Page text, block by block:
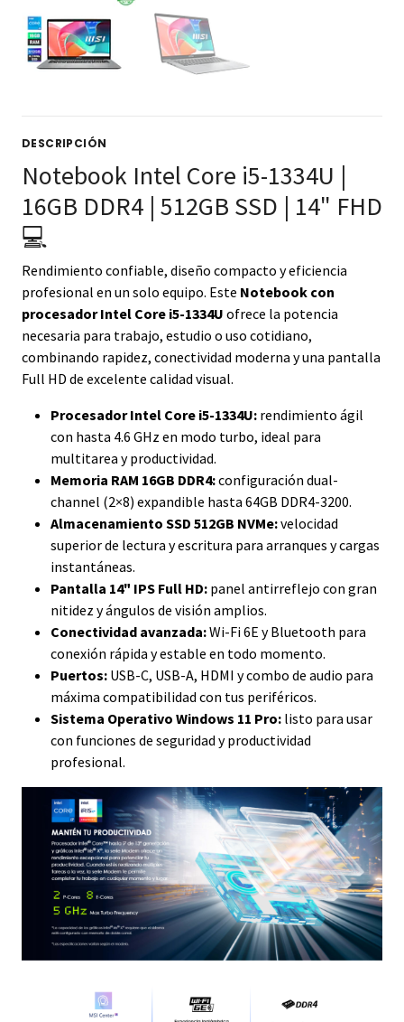
DESCRIPCIÓN
Notebook Intel Core i5-1334U |
16GB DDR4 | 512GB SSD | 14" FHD
💻
Rendimiento confiable, diseño compacto y eficiencia
profesional en un solo equipo. Este Notebook con
procesador Intel Core i5-1334U ofrece la potencia
necesaria para trabajo, estudio o uso cotidiano,
combinando rapidez, conectividad moderna y una pantalla
Full HD de excelente calidad visual.
Procesador Intel Core i5-1334U: rendimiento ágil
con hasta 4.6 GHz en modo turbo, ideal para
multitarea y productividad.
Memoria RAM 16GB DDR4:configuración dual-
channel (2×8) expandible hasta 64GB DDR4-3200.
Almacenamiento SSD 512GB NVMe:velocidad
superior de lectura y escritura para arranques y cargas
instantáneas.
Pantalla 14" IPS Full HD: panel antirreflejo con gran
nitidez y ángulos de visión amplios.
Conectividad avanzada:Wi-Fi 6E y Bluetooth para
conexión rápida y estable en todo momento.
Puertos: USB-C, USB-A, HDMI y combo de audio para
máxima compatibilidad con tus periféricos.
Sistema Operativo Windows 11 Pro: listo para usar
con funciones de seguridad y productividad
profesional.